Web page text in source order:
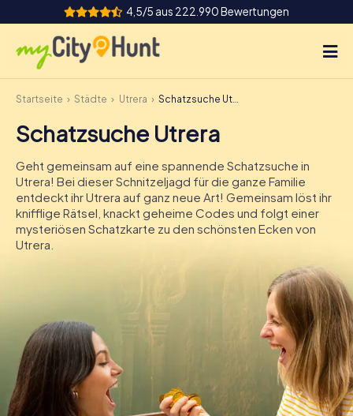
4,5/5 aus 222.990 Bewertungen
So funktioniert's
Städte
Touren
Teamevent
Tickets
DE
IE
IT
Tickets buchen
Startseite Städte Utrera Schatzsuche Utrera
Schatzsuche Utrera
Geht gemeinsam auf eine spannende Schatzsuche in
Utrera! Bei dieser Schnitzeljagd für die ganze Familie
entdeckt ihr Utrera auf ganz neue Art! Gemeinsam löst ihr
knifflige Rätsel, knackt geheime Codes und folgt einer
mysteriösen Schatzkarte zu den schönsten Ecken von
Utrera.